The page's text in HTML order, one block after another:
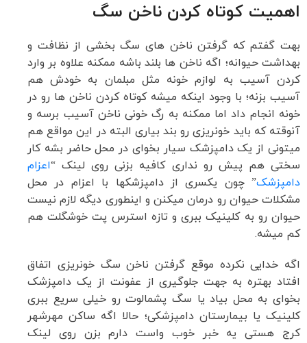
اهمیت کوتاه کردن ناخن سگ
بهت گفتم که گرفتن ناخن های سگ بخشی از نظافت و
بهداشت حیوانه؛ اگه ناخن ها بلند باشه ممکنه علاوه بر وارد
کردن آسیب به لوازم خونه مثل مبلمان به خودش هم
آسیب بزنه؛ با وجود اینکه میشه کوتاه کردن ناخن ها رو در
خونه انجام داد اما ممکنه به رگ خونی ناخن آسیب برسه و
آنوقته که باید خونریزی رو بند بیاری البته در این مواقع هم
میتونی از یک دامپزشک سیار بخوای در محل حاضر بشه کار
سختی هم پیش رو نداری کافیه بزنی روی لینک “اعزام
دامپزشک” چون یکسری از دامپزشکها با اعزام در محل
مشکلات حیوان رو درمان میکنن و اینطوری دیگه لازم نیست
حیوان رو به کلینیک ببری و تازه استرس پت خوشگلت هم
کم میشه.
اگه خدایی نکرده موقع گرفتن ناخن سگ خونریزی اتفاق
افتاد بهتره به جهت جلوگیری از عفونت از یک دامپزشک
بخوای به محل بیاد یا سگ پشمالوت رو خیلی سریع ببری
کلینیک یا بیمارستان دامپزشکی؛ حالا اگه ساکن مهرشهر
کرج هستی یه خبر خوب واست دارم بزن روی لینک